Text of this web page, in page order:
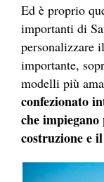
Ed è proprio
importanti di
personalizzare
importante,
modelli più
confezionato
che
costruzione e